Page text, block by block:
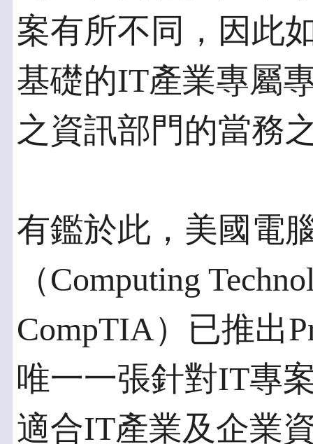
案有所不同，因此
基礎的IT產業專屬
之資訊部門的當務
有鑑於此，美國電
（Computing
CompTIA）已推出
唯一一張針對IT專
適合IT產業及企業